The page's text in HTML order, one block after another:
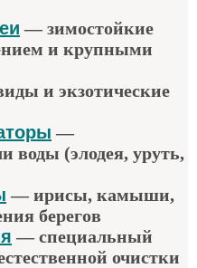
— зимостойкие
и крупными
и экзотические
—
воды (элодея, уруть,
— ирисы, камыши,
берегов
— специальный
очистки